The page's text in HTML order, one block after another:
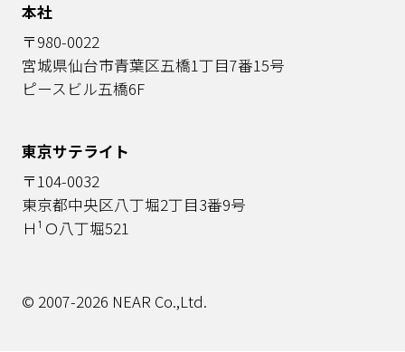
本社
〒980-0022
宮城県仙台市青葉区五橋1丁目7番15号
ピースビル五橋6F
東京サテライト
〒104-0032
東京都中央区八丁堀2丁目3番9号
Ｈ¹Ｏ八丁堀521
© 2007-2026 NEAR Co.,Ltd.